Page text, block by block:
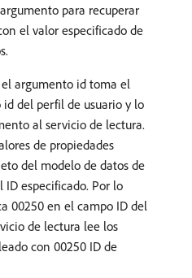
para recuperar
el valor especificado de
argumento id toma el
del perfil de usuario y lo
al servicio de lectura.
de propiedades
del modelo de datos de
ID especificado. Por lo
00250 en el campo ID del
de lectura lee los
con 00250 ID de